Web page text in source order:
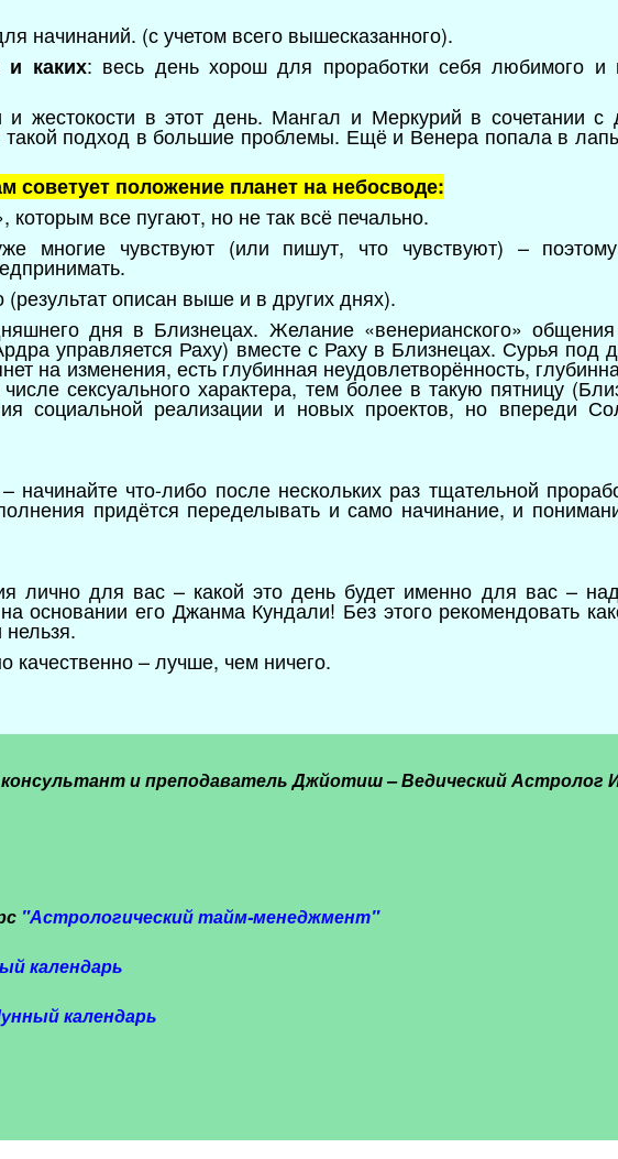
начинаний. (с учетом всего вышесказанного).
каких: весь день хорош для проработки себя любимого и
и жестокости в этот день. Мангал и Меркурий в сочетании с
такой подход в большие проблемы. Ещё и Венера попала в
советует положение планет на небосводе:
которым все пугают, но не так всё печально.
многие чувствуют (или пишут, что чувствуют) –
описан выше и в других днях).
дня в Близнецах. Желание «венерианского»
управляется Раху) вместе с Раху в Близнецах. Сурья под
на изменения, есть глубинная неудовлетворённость,
сексуального характера, тем более в такую пятницу
социальной реализации и новых проектов, но впереди
что-либо после нескольких раз тщательной
придётся переделывать и само начинание, и
лично для вас – какой это день будет именно для вас –
основании его Джанма Кундали! Без этого рекомендовать
нельзя.
качественно – лучше, чем ничего.
и преподаватель Джйотиш – Ведический Астролог
"Астрологический тайм-менеджмент"
календарь
календарь